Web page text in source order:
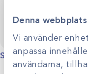
Denna
Vi använder
anpassa
användarna,
Specifikationer